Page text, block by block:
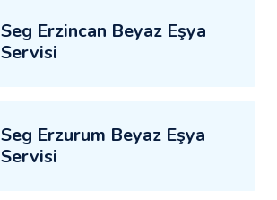
Seg Erzincan Beyaz Eşya
Servisi
Seg Erzurum Beyaz Eşya
Servisi